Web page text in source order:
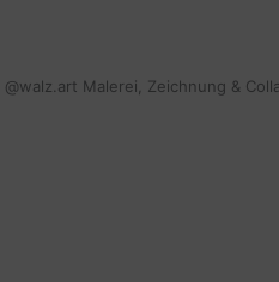
@walz.art Malerei, Zeichnung &